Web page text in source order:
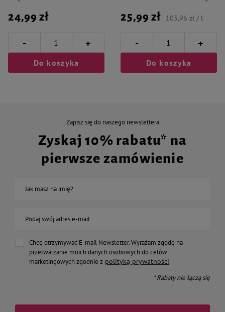
24,99 zł
- +
Do koszyka
25,99 zł 103,96 zł / l
- +
Do koszyka
Zapisz się do naszego newslettera
Zyskaj 10% rabatu* na
pierwsze zamówienie
Jak masz na imię?
Podaj swój adres e-mail
Chcę otrzymywać E-mail Newsletter. Wyrażam zgodę na
przetwarzanie moich danych osobowych do celów
marketingowych zgodnie z polityką prywatności
* Rabaty nie łączą się